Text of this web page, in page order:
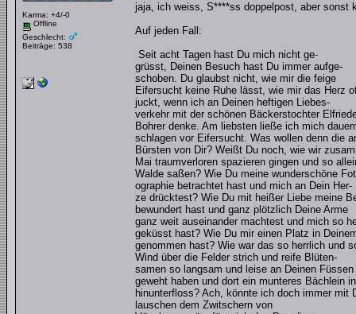
Karma: +4/-0
Offline
Geschlecht:
Beiträge: 538
jaja, ich weiss, S****ss doppelpost, aber
Auf jeden Fall:
Seit acht Tagen hast Du mich nicht ge-
grüsst, Deinen Besuch hast Du immer aufge-
schoben. Du glaubst nicht, wie mir die feige
Eifersucht keine Ruhe lässt, wie mir das Herz
juckt, wenn ich an Deinen heftigen Liebes-
verkehr mit der schönen Bäckerstochter
Bohrer denke. Am liebsten ließe ich mich
schlagen vor Eifersucht. Was wollen denn die
Bürsten von Dir? Weißt Du noch, wie wir
Mai traumverloren spazieren gingen und so
Walde saßen? Wie Du meine wunderschöne
ographie betrachtet hast und mich an Dein Her-
ze drücktest? Wie Du mit heißer Liebe meine
bewundert hast und ganz plötzlich Deine Arme
ganz weit auseinander machtest und mich so
geküsst hast? Wie Du mir einen Platz in
genommen hast? Wie war das so herrlich und
Wind über die Felder strich und reife Blüten-
samen so langsam und leise an Deinen Füssen
geweht haben und dort ein munteres Bächlein
hinunterfloss? Ach, könnte ich doch immer mit
lauschen dem Zwitschern von